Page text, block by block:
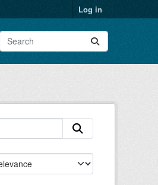
Log in